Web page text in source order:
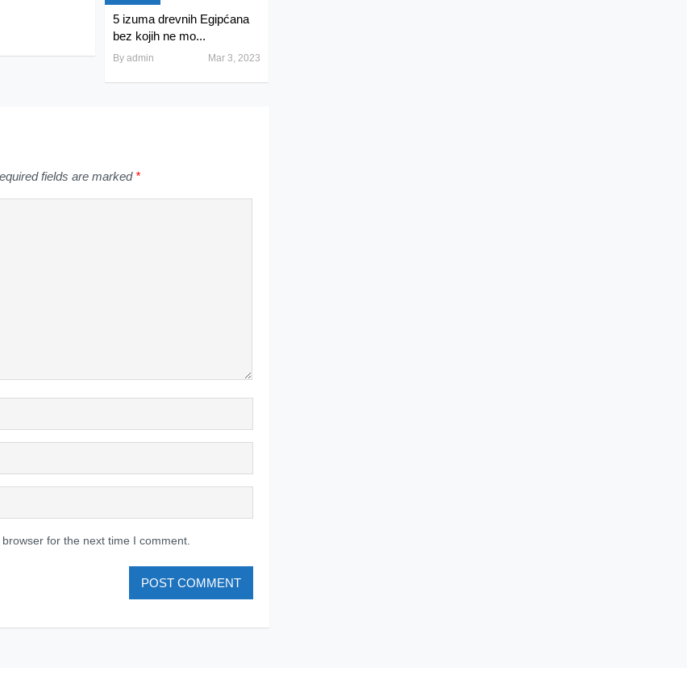
5 izuma drevnih Egipćana
bez kojih ne mo...
By admin Mar 3, 2023
fields are marked *
for the next time I comment.